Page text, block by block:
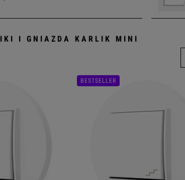
gotowe zestawy z ramkami
I GNIAZDA KARLIK MINI
BESTSELLER